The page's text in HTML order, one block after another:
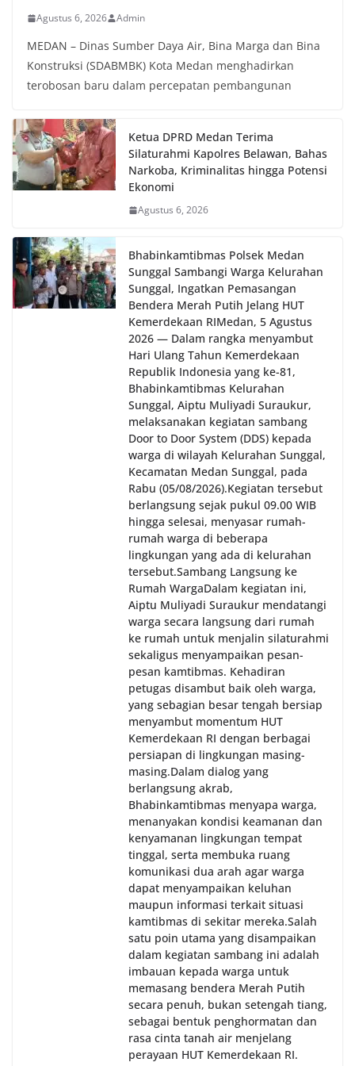
Sunggal sebagai bagian dari upaya menciptakan
sekaligus menumbuhkan semangat nasionalisme
warga dalam menyambut Hari Kemerdekaan RI.
Agustus 6, 2026 Admin
MEDAN – Dinas Sumber Daya Air, Bina Marga dan Bina
Konstruksi (SDABMBK) Kota Medan menghadirkan
terobosan baru dalam percepatan pembangunan
Ketua DPRD Medan Terima
Silaturahmi Kapolres Belawan, Bahas
Narkoba, Kriminalitas hingga Potensi
Ekonomi
Agustus 6, 2026
Bhabinkamtibmas Polsek Medan
Sunggal Sambangi Warga Kelurahan
Sunggal, Ingatkan Pemasangan
Bendera Merah Putih Jelang HUT
Kemerdekaan RI‎‎Medan, 5 Agustus
2026 — Dalam rangka menyambut
Hari Ulang Tahun Kemerdekaan
Republik Indonesia yang ke-81,
Bhabinkamtibmas Kelurahan
Sunggal, Aiptu Muliyadi Suraukur,
melaksanakan kegiatan sambang
Door to Door System (DDS) kepada
warga di wilayah Kelurahan Sunggal,
Kecamatan Medan Sunggal, pada
Rabu (05/08/2026).‎‎Kegiatan tersebut
berlangsung sejak pukul 09.00 WIB
hingga selesai, menyasar rumah-
rumah warga di beberapa
lingkungan yang ada di kelurahan
tersebut.‎Sambang Langsung ke
Rumah Warga‎Dalam kegiatan ini,
Aiptu Muliyadi Suraukur mendatangi
warga secara langsung dari rumah
ke rumah untuk menjalin silaturahmi
sekaligus menyampaikan pesan-
pesan kamtibmas. Kehadiran
petugas disambut baik oleh warga,
yang sebagian besar tengah bersiap
menyambut momentum HUT
Kemerdekaan RI dengan berbagai
persiapan di lingkungan masing-
masing.‎Dalam dialog yang
berlangsung akrab,
Bhabinkamtibmas menyapa warga,
menanyakan kondisi keamanan dan
kenyamanan lingkungan tempat
tinggal, serta membuka ruang
komunikasi dua arah agar warga
dapat menyampaikan keluhan
maupun informasi terkait situasi
kamtibmas di sekitar mereka.‎‎‎Salah
satu poin utama yang disampaikan
dalam kegiatan sambang ini adalah
imbauan kepada warga untuk
memasang bendera Merah Putih
secara penuh, bukan setengah tiang,
sebagai bentuk penghormatan dan
rasa cinta tanah air menjelang
perayaan HUT Kemerdekaan RI.